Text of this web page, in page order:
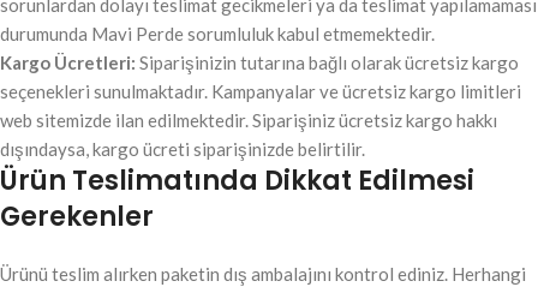
sorunlardan dolayı teslimat gecikmeleri ya da teslimat yapılamaması
durumunda Mavi Perde sorumluluk kabul etmemektedir.
Kargo Ücretleri: Siparişinizin tutarına bağlı olarak ücretsiz kargo
seçenekleri sunulmaktadır. Kampanyalar ve ücretsiz kargo limitleri
web sitemizde ilan edilmektedir. Siparişiniz ücretsiz kargo hakkı
dışındaysa, kargo ücreti siparişinizde belirtilir.
Ürün Teslimatında Dikkat Edilmesi
Gerekenler
Ürünü teslim alırken paketin dış ambalajını kontrol ediniz. Herhangi